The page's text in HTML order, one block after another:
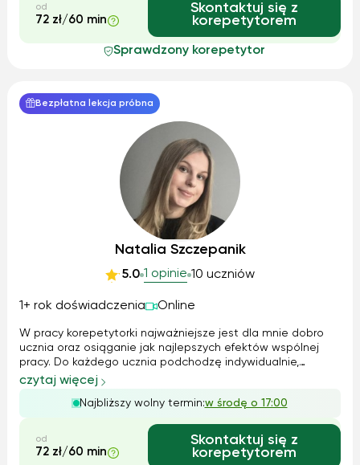
od
72 zł/60 min
Skontaktuj się z
korepetytorem
Sprawdzony korepetytor
Bezpłatna lekcja próbna
Natalia Szczepanik
5.0 1 opinie 10 uczniów
1+ rok doświadczenia Online
W pracy korepetytorki najważniejsze jest dla mnie dobro
ucznia oraz osiąganie jak najlepszych efektów wspólnej
pracy. Do każdego ucznia podchodzę indywidualnie,
dostosowując metody i tempo nauki do jego potrzeb i
możliwości. Na zajęciach dbam o pozytywną atmosferę i
wykorzystuję różnorodne metody dy...
czytaj więcej
Najbliższy wolny termin:w środę o 17:00
od
72 zł/60 min
Skontaktuj się z
korepetytorem